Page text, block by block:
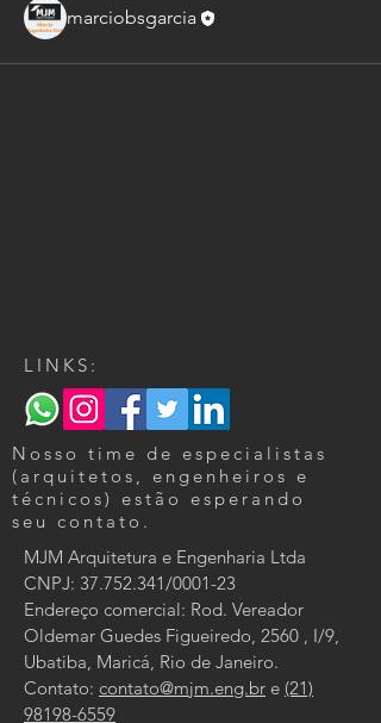
marciobsgarcia
LINKS:
Nosso time de especialistas
(arquitetos, engenheiros e
técnicos) estão esperando
seu contato.
MJM Arquitetura e Engenharia Ltda
CNPJ: 37.752.341 /0001-23
Endereço comercial: Rod. Vereador
Oldemar Guedes Figueiredo, 2560 , I/9,
Ubatiba, Maricá, Rio de Janeiro.
Contato: contato@mjm.eng.br e (21)
98198-6559